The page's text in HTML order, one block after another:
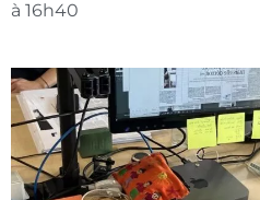
à 16h40